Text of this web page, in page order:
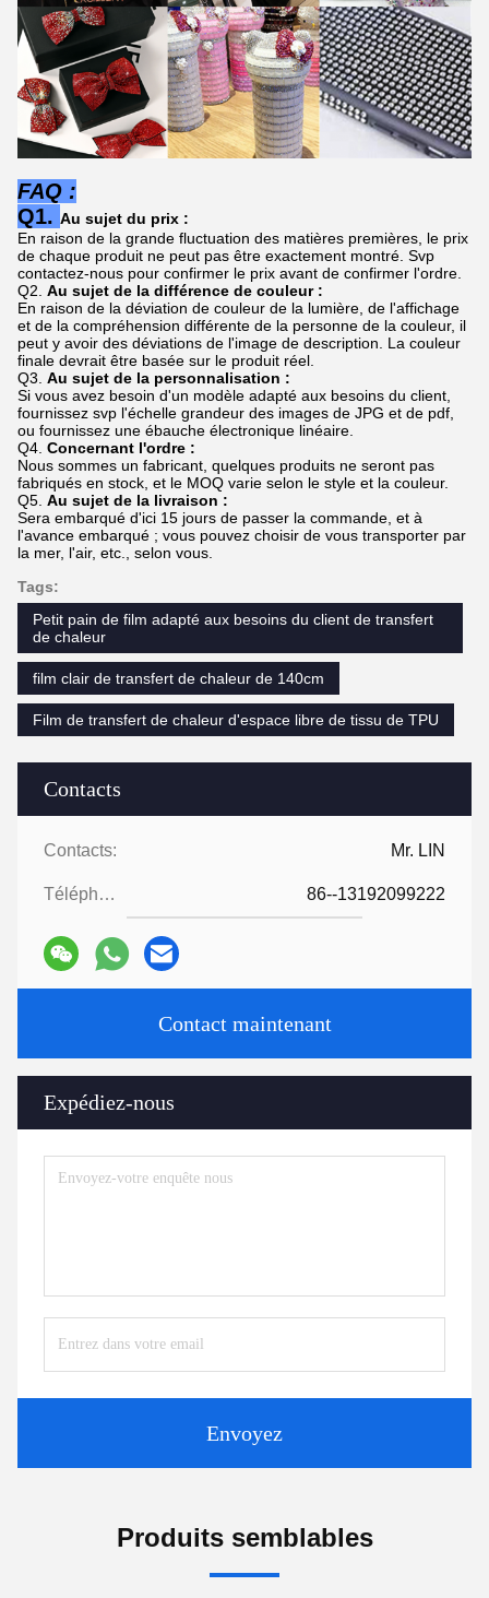
Contacts
Contacts: Mr. LIN
Téléphone: 86--13192099222
Contact maintenant
Expédiez-nous
Envoyez
FAQ :
Q1. Au sujet du prix :
En raison de la grande fluctuation des matières premières, le prix
de chaque produit ne peut pas être exactement montré. Svp
contactez-nous pour confirmer le prix avant de confirmer l'ordre.
Q2. Au sujet de la différence de couleur :
En raison de la déviation de couleur de la lumière, de l'affichage
et de la compréhension différente de la personne de la couleur, il
peut y avoir des déviations de l'image de description. La couleur
finale devrait être basée sur le produit réel.
Q3. Au sujet de la personnalisation :
Si vous avez besoin d'un modèle adapté aux besoins du client,
fournissez svp l'échelle grandeur des images de JPG et de pdf,
ou fournissez une ébauche électronique linéaire.
Q4. Concernant l'ordre :
Nous sommes un fabricant, quelques produits ne seront pas
fabriqués en stock, et le MOQ varie selon le style et la couleur.
Q5. Au sujet de la livraison :
Sera embarqué d'ici 15 jours de passer la commande, et à
l'avance embarqué ; vous pouvez choisir de vous transporter par
la mer, l'air, etc., selon vous.
Tags:
Petit pain de film adapté aux besoins du client de transfert
de chaleur
film clair de transfert de chaleur de 140cm
Film de transfert de chaleur d'espace libre de tissu de TPU
Produits semblables